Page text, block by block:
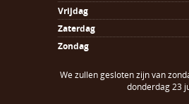
Vrijdag
Zaterdag
Zondag
We zullen gesloten zijn van
donderdag 23